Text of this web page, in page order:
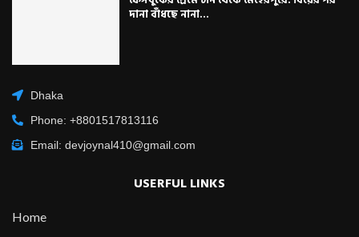
দানা বাঁধছে নানা...
Dhaka
Phone: +8801517813116
Email: devjoynal410@gmail.com
USERFUL LINKS
Home